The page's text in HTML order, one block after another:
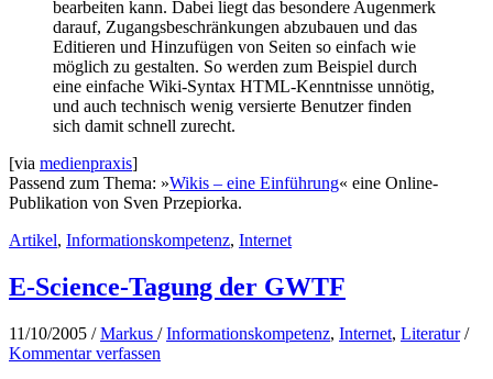
bearbeiten kann. Dabei liegt das besondere Augenmerk
darauf, Zugangsbeschränkungen abzubauen und das
Editieren und Hinzufügen von Seiten so einfach wie
möglich zu gestalten. So werden zum Beispiel durch
eine einfache Wiki-Syntax HTML-Kenntnisse unnötig,
und auch technisch wenig versierte Benutzer finden
sich damit schnell zurecht.
[via medienpraxis]
Passend zum Thema: »Wikis – eine Einführung« eine Online-
Publikation von Sven Przepiorka.
Artikel, Informationskompetenz, Internet
E-Science-Tagung der GWTF
11/10/2005 /Markus /Informationskompetenz, Internet, Literatur/
Kommentar verfassen